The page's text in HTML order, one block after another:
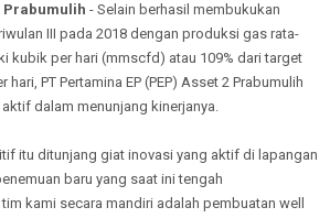
- Selain berhasil membukukan
III pada 2018 dengan produksi gas rata-
kubik per hari (mmscfd) atau 109% dari target
PT Pertamina EP (PEP) Asset 2 Prabumulih
dalam menunjang kinerjanya.
itu ditunjang giat inovasi yang aktif di lapangan
baru yang saat ini tengah
kami secara mandiri adalah pembuatan well